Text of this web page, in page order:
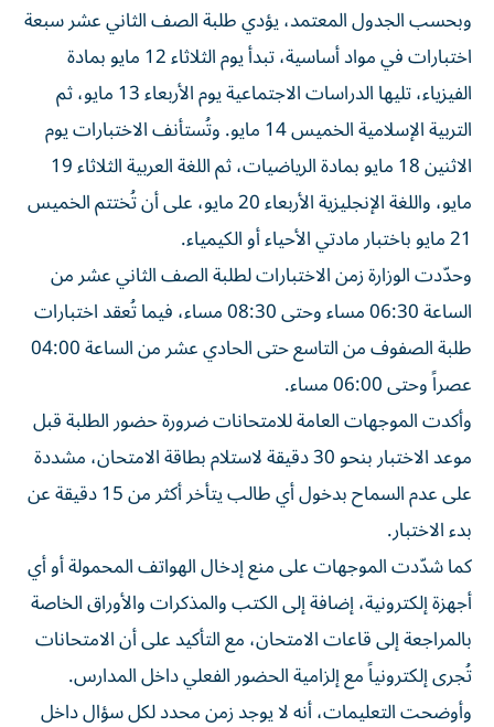
وبحسب الجدول المعتمد، يؤدي طلبة الصف الثاني عشر سبعة
اختبارات في مواد أساسية، تبدأ يوم الثلاثاء 12 مايو بمادة
الفيزياء، تليها الدراسات الاجتماعية يوم الأربعاء 13 مايو، ثم
التربية الإسلامية الخميس 14 مايو. وتُستأنف الاختبارات يوم
الاثنين 18 مايو بمادة الرياضيات، ثم اللغة العربية الثلاثاء 19
مايو، واللغة الإنجليزية الأربعاء 20 مايو، على أن تُختتم الخميس
21 مايو باختبار مادتي الأحياء أو الكيمياء.
وحدّدت الوزارة زمن الاختبارات لطلبة الصف الثاني عشر من
الساعة 06:30 مساء وحتى 08:30 مساء، فيما تُعقد اختبارات
طلبة الصفوف من التاسع حتى الحادي عشر من الساعة 04:00
عصراً وحتى 06:00 مساء.
وأكدت الموجهات العامة للامتحانات ضرورة حضور الطلبة قبل
موعد الاختبار بنحو 30 دقيقة لاستلام بطاقة الامتحان، مشددة
على عدم السماح بدخول أي طالب يتأخر أكثر من 15 دقيقة عن
بدء الاختبار.
كما شدّدت الموجهات على منع إدخال الهواتف المحمولة أو أي
أجهزة إلكترونية، إضافة إلى الكتب والمذكرات والأوراق الخاصة
بالمراجعة إلى قاعات الامتحان، مع التأكيد على أن الامتحانات
تُجرى إلكترونياً مع إلزامية الحضور الفعلي داخل المدارس.
وأوضحت التعليمات، أنه لا يوجد زمن محدد لكل سؤال داخل